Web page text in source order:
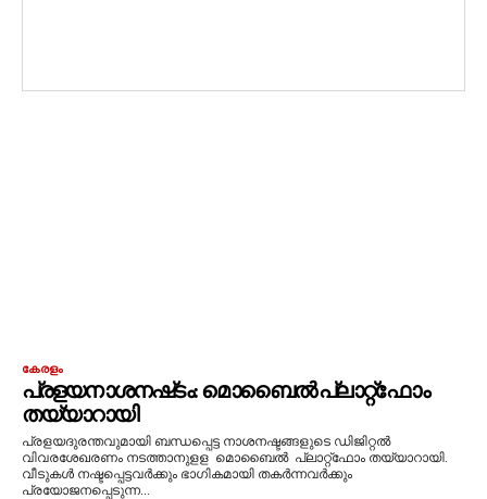
കേരളം
പ്രളയനാശനഷ്‌ടം: മൊബൈൽ പ്ലാറ്റ്‌ഫോം
തയ്യാറായി
പ്രളയദുരന്തവുമായി ബന്ധപ്പെട്ട നാശനഷ്ടങ്ങളുടെ ഡിജിറ്റല്‍
വിവരശേഖരണം നടത്താനുളള മൊബൈല്‍ പ്ലാറ്റ്‌ഫോം തയ്യാറായി.
വീടുകള്‍ നഷ്ടപ്പെട്ടവര്‍ക്കും ഭാഗികമായി തകര്‍ന്നവര്‍ക്കും
പ്രയോജനപ്പെടുന്ന...